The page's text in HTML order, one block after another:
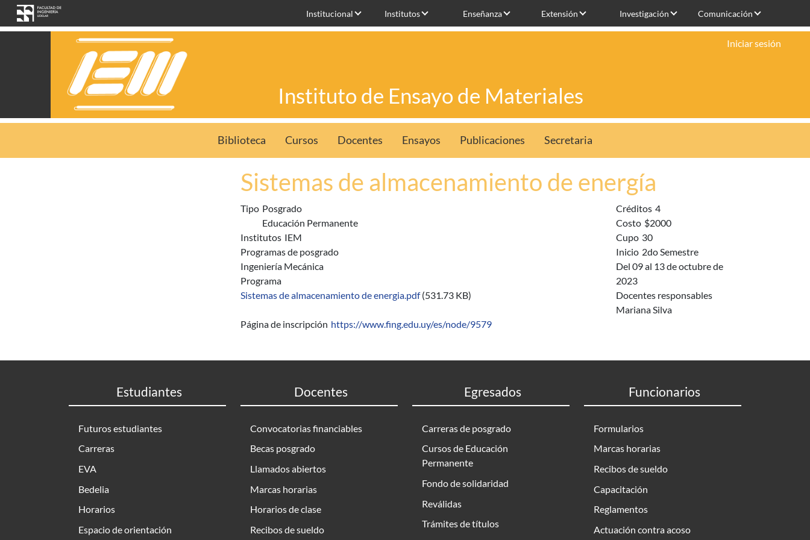
Pasar al contenido principal
Institucional Institutos Enseñanza Extensión Investigación Comunicación
Instituto de Ensayo de Materiales
Iniciar sesión
Biblioteca Cursos Docentes Ensayos Publicaciones Secretaria
Sistemas de almacenamiento de energía
Tipo Posgrado
Educación Permanente
Institutos IEM
Programas de posgrado
Ingeniería Mecánica
Programa
Sistemas de almacenamiento de energia.pdf (531.73 KB)
Créditos 4
Costo $2000
Cupo 30
Inicio 2do Semestre
Del 09 al 13 de octubre de
2023
Docentes responsables
Mariana Silva
Página de inscripción https://www.fing.edu.uy/es/node/9579
Estudiantes
Futuros estudiantes
Carreras
EVA
Bedelia
Horarios
Espacio de orientación
Docentes
Convocatorias financiables
Becas posgrado
Llamados abiertos
Marcas horarias
Horarios de clase
Recibos de sueldo
Egresados
Carreras de posgrado
Cursos de Educación
Permanente
Fondo de solidaridad
Reválidas
Trámites de títulos
Funcionarios
Formularios
Marcas horarias
Recibos de sueldo
Capacitación
Reglamentos
Actuación contra acoso